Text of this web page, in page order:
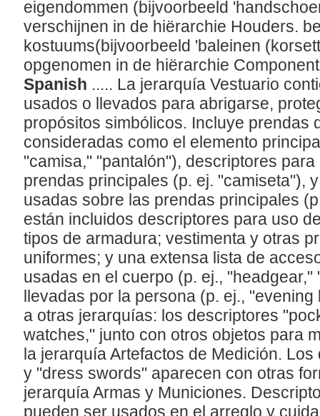
eigendommen (bijvoorbeeld
verschijnen in de hiërarchie Houders.
kostuums(bijvoorbeeld 'baleinen
opgenomen in de hiërarchie
Spanish ..... La jerarquía Vestuario
usados o llevados para abrigarse,
propósitos simbólicos. Incluye prendas
consideradas como el elemento
"camisa," "pantalón"), descriptores
prendas principales (p. ej. "camiseta"),
usadas sobre las prendas principales
están incluidos descriptores para uso
tipos de armadura; vestimenta y otras
uniformes; y una extensa lista de
usadas en el cuerpo (p. ej.,
llevadas por la persona (p. ej.,
a otras jerarquías: los descriptores
watches," junto con otros objetos para
la jerarquía Artefactos de Medición.
y "dress swords" aparecen con otras
jerarquía Armas y Municiones.
pueden ser usados en el arreglo y